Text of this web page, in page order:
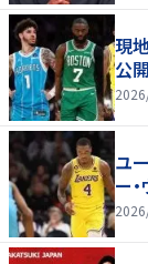
現
公
ユ
ー